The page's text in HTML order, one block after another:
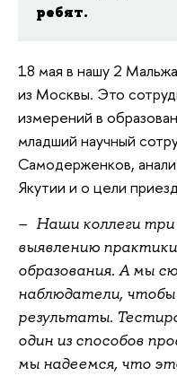
ребят.
18 мая в нашу 2
из Москвы. Это
измерений в
младший научный
Самодерженков,
Якутии и о цели
– Наши коллеги три
выявлению
образования. А мы
наблюдатели,
результаты.
один из способов
мы надеемся, что